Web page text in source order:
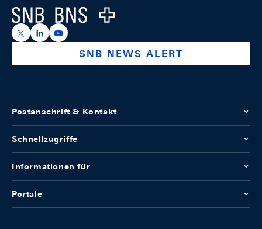
Logo
https://x.com/snb_bns
https://ch.linkedin.com/company/swiss-national-
https://www.youtube.com/@swissnationalbank
SNB NEWS ALERT
Postanschrift & Kontakt
Schnellzugriffe
Informationen für
Portale